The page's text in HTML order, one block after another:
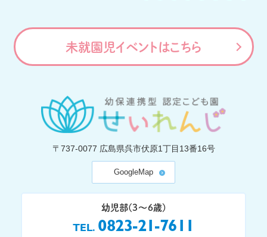
未就園児イベントはこちら
〒737-0077 広島県呉市伏原1丁目13番16号
GoogleMap
幼児部(3〜6歳)
TEL 0823-21-7611